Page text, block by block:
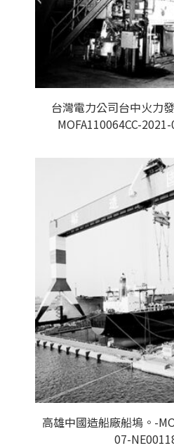
台灣電力公司台中火力
MOFA110064CC-
高雄中國造船廠船塢。-
07-